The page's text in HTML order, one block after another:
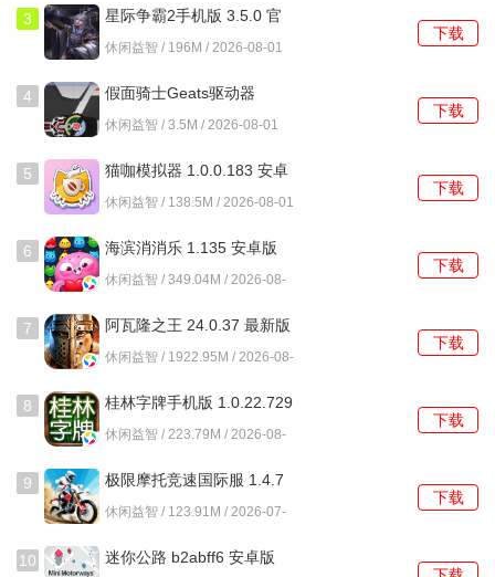
3
星际争霸2手机版 3.5.0 官
方版
休闲益智 / 196M / 2026-08-01
下载
4
假面骑士Geats驱动器
1.0.0 安卓版
休闲益智 / 3.5M / 2026-08-01
下载
5
猫咖模拟器 1.0.0.183 安卓
版
休闲益智 / 138.5M / 2026-08-01
下载
6 海滨消消乐 1.135 安卓版
休闲益智 / 349.04M / 2026-08-
下载
7 阿瓦隆之王 24.0.37 最新版
休闲益智 / 1922.95M / 2026-08-
下载
8
桂林字牌手机版 1.0.22.729
最新版
休闲益智 / 223.79M / 2026-08-
下载
9
极限摩托竞速国际服 1.4.7
安卓版
休闲益智 / 123.91M / 2026-07-
下载
10
迷你公路 b2abff6 安卓版